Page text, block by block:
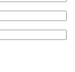
Авторское право